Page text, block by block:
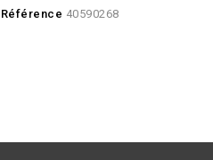
Référence 40590268